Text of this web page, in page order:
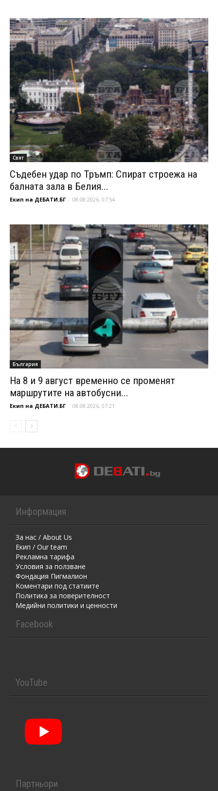
Свят
Съдебен удар по Тръмп: Спират строежа на
балната зала в Белия...
Екип на ДЕБАТИ.БГ - 08.08.2026, 07:54
България
На 8 и 9 август временно се променят
маршрутите на автобусни...
Екип на ДЕБАТИ.БГ - 08.08.2026, 07:21
Информация
За нас / About Us
Екип / Our team
Рекламна тарифа
Условия за ползване
Фондация Пигмалион
Kоментaри под статиите
Политика за поверителност
Медийни политики и ценности
Facebook
YouTube
Партньори